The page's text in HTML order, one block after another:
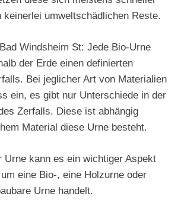
keinerlei umweltschädlichen Reste.
Windsheim St: Jede Bio-Urne
der Erde einen definierten
Bei jeglicher Art von Materialien
ein, es gibt nur Unterschiede in der
Zerfalls. Diese ist abhängig
Material diese Urne besteht.
Urne kann es ein wichtiger Aspekt
eine Bio-, eine Holzurne oder
Urne handelt.